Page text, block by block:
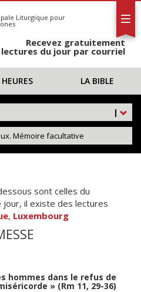
Liturgique pour
Recevez gratuitement
lectures du jour par courriel
HEURES LA BIBLE
|
Mémoire facultative
sont celles du
jour, il existe des lectures
, Luxembourg
hommes dans le refus de
» (Rm 11, 29-36)